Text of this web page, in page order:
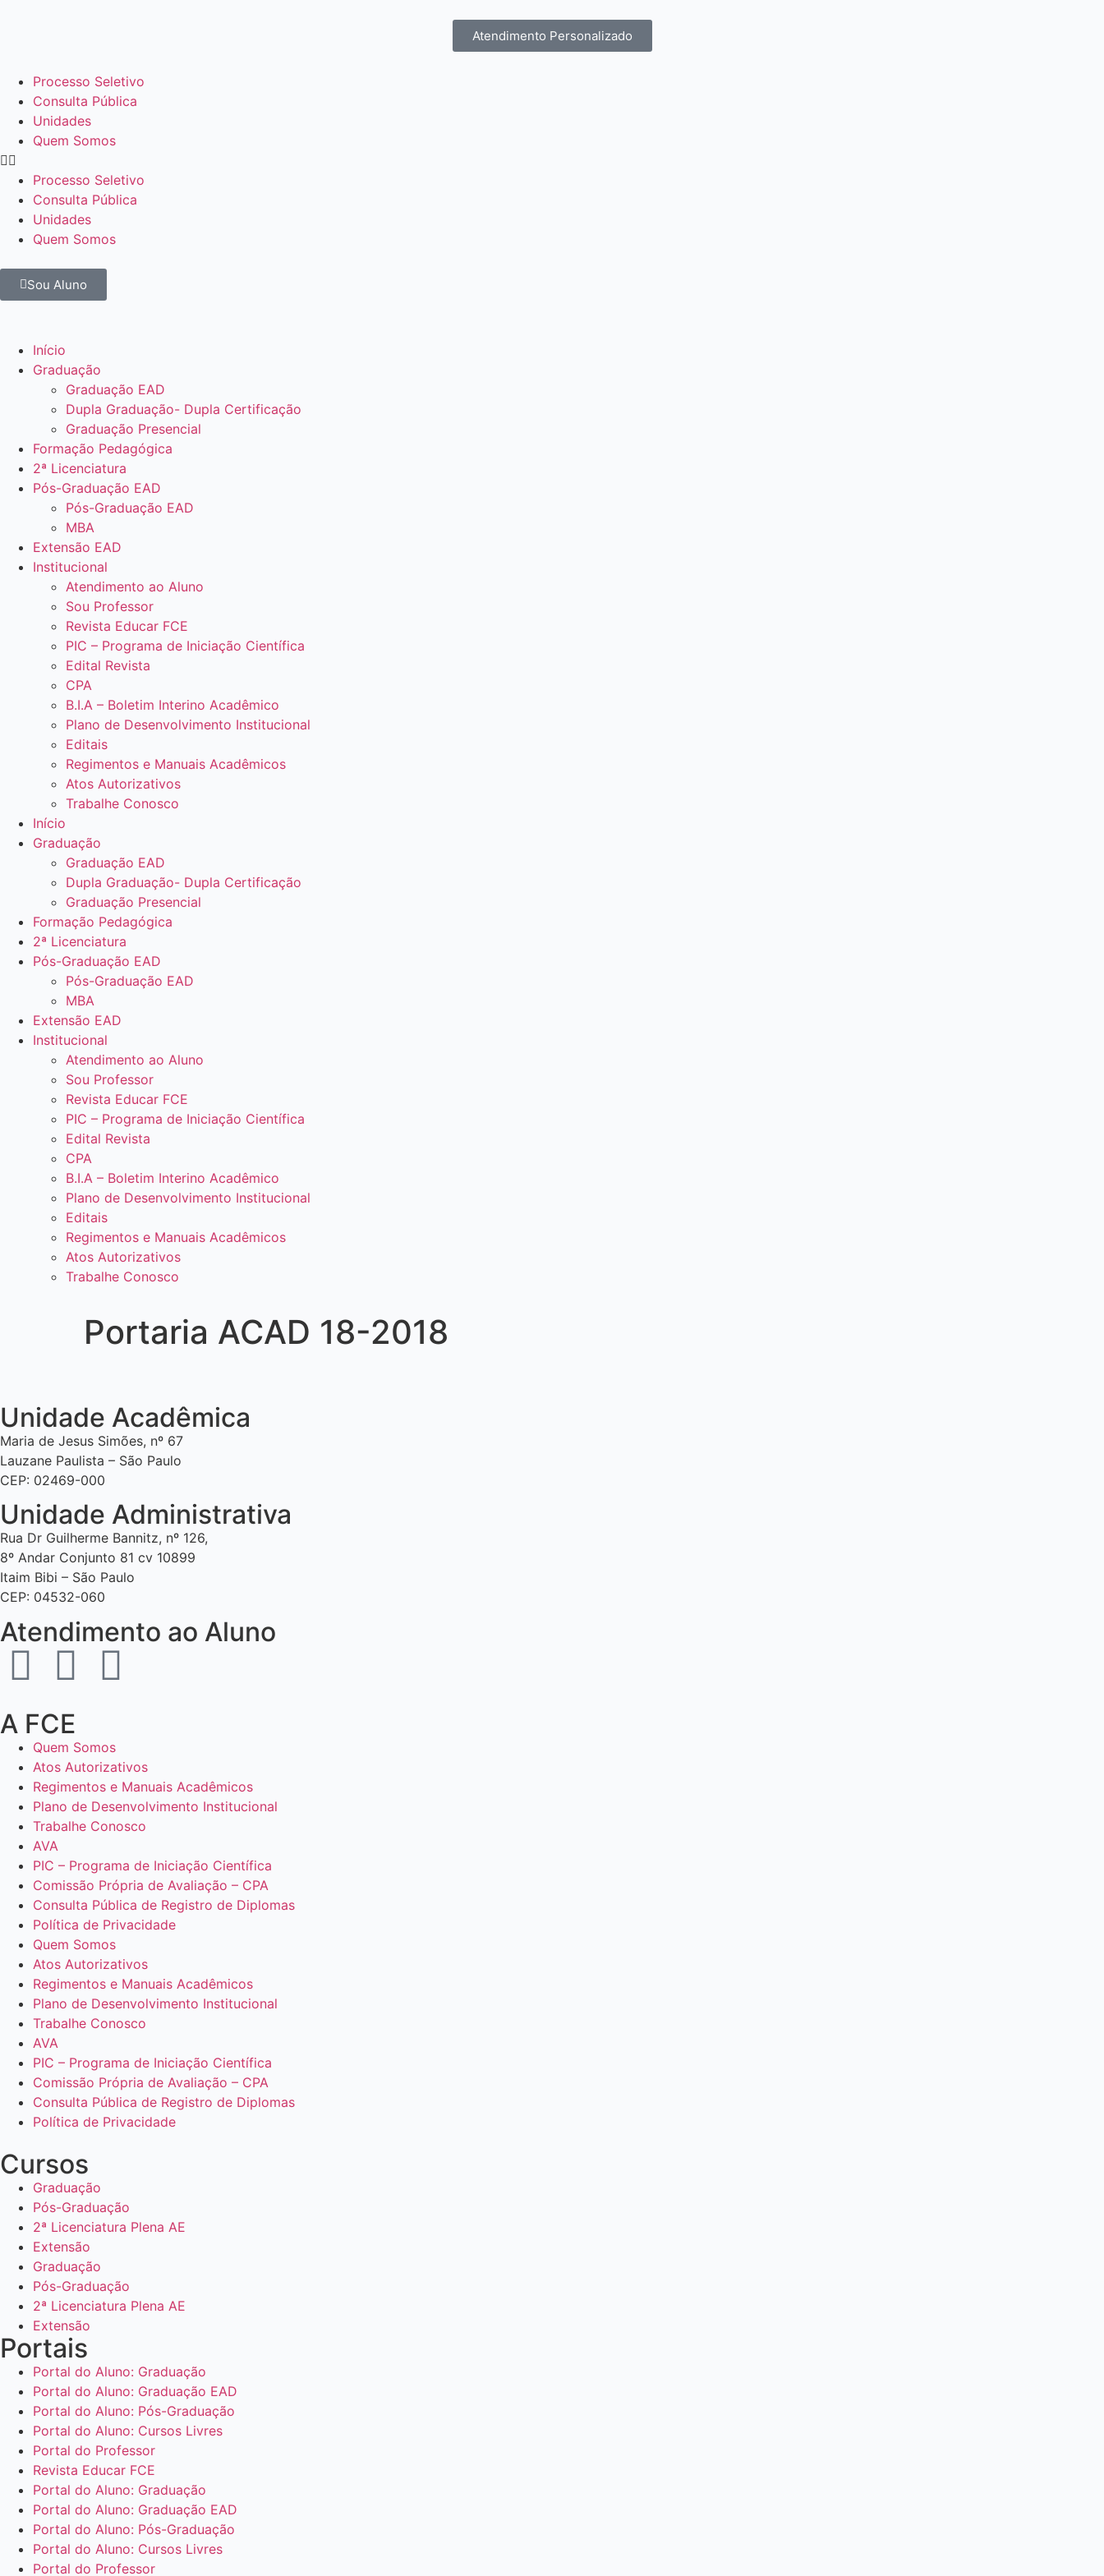
Atendimento Personalizado
Processo Seletivo
Consulta Pública
Unidades
Quem Somos
Processo Seletivo
Consulta Pública
Unidades
Quem Somos
Sou Aluno
Início
Graduação
Graduação EAD
Dupla Graduação- Dupla Certificação
Graduação Presencial
Formação Pedagógica
2ª Licenciatura
Pós-Graduação EAD
Pós-Graduação EAD
MBA
Extensão EAD
Institucional
Atendimento ao Aluno
Sou Professor
Revista Educar FCE
PIC – Programa de Iniciação Científica
Edital Revista
CPA
B.I.A – Boletim Interino Acadêmico
Plano de Desenvolvimento Institucional
Editais
Regimentos e Manuais Acadêmicos
Atos Autorizativos
Trabalhe Conosco
Início
Graduação
Graduação EAD
Dupla Graduação- Dupla Certificação
Graduação Presencial
Formação Pedagógica
2ª Licenciatura
Pós-Graduação EAD
Pós-Graduação EAD
MBA
Extensão EAD
Institucional
Atendimento ao Aluno
Sou Professor
Revista Educar FCE
PIC – Programa de Iniciação Científica
Edital Revista
CPA
B.I.A – Boletim Interino Acadêmico
Plano de Desenvolvimento Institucional
Editais
Regimentos e Manuais Acadêmicos
Atos Autorizativos
Trabalhe Conosco
Portaria ACAD 18-2018
Unidade Acadêmica
Maria de Jesus Simões, nº 67
Lauzane Paulista – São Paulo
CEP: 02469-000
Unidade Administrativa
Rua Dr Guilherme Bannitz, nº 126,
8º Andar Conjunto 81 cv 10899
Itaim Bibi – São Paulo
CEP: 04532-060
Atendimento ao Aluno
A FCE
Quem Somos
Atos Autorizativos
Regimentos e Manuais Acadêmicos
Plano de Desenvolvimento Institucional
Trabalhe Conosco
AVA
PIC – Programa de Iniciação Científica
Comissão Própria de Avaliação – CPA
Consulta Pública de Registro de Diplomas
Política de Privacidade
Quem Somos
Atos Autorizativos
Regimentos e Manuais Acadêmicos
Plano de Desenvolvimento Institucional
Trabalhe Conosco
AVA
PIC – Programa de Iniciação Científica
Comissão Própria de Avaliação – CPA
Consulta Pública de Registro de Diplomas
Política de Privacidade
Cursos
Graduação
Pós-Graduação
2ª Licenciatura Plena AE
Extensão
Graduação
Pós-Graduação
2ª Licenciatura Plena AE
Extensão
Portais
Portal do Aluno: Graduação
Portal do Aluno: Graduação EAD
Portal do Aluno: Pós-Graduação
Portal do Aluno: Cursos Livres
Portal do Professor
Revista Educar FCE
Portal do Aluno: Graduação
Portal do Aluno: Graduação EAD
Portal do Aluno: Pós-Graduação
Portal do Aluno: Cursos Livres
Portal do Professor